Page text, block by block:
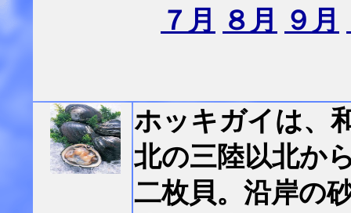
７月 ８月 ９月
ホッキガイは、
北の三陸以北か
二枚貝。沿岸の